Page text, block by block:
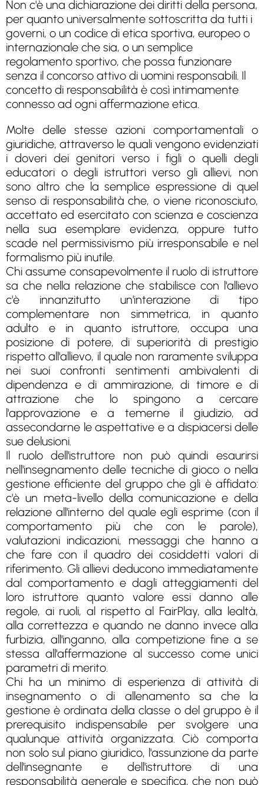
Non c'è una dichiarazione dei diritti della persona,
per quanto universalmente sottoscritta da tutti i
governi, o un codice di etica sportiva, europeo o
internazionale che sia, o un semplice
regolamento sportivo, che possa funzionare
senza il concorso attivo di uomini responsabili. Il
concetto di responsabilità è così intimamente
connesso ad ogni affermazione etica.
Molte delle stesse azioni comportamentali o
giuridiche, attraverso le quali vengono evidenziati
i doveri dei genitori verso i figli o quelli degli
educatori o degli istruttori verso gli allievi, non
sono altro che la semplice espressione di quel
senso di responsabilità che, o viene riconosciuto,
accettato ed esercitato con scienza e coscienza
nella sua esemplare evidenza, oppure tutto
scade nel permissivismo più irresponsabile e nel
formalismo più inutile.
Chi assume consapevolmente il ruolo di istruttore
sa che nella relazione che stabilisce con l'allievo
c'è innanzitutto un'interazione di tipo
complementare non simmetrica, in quanto
adulto e in quanto istruttore, occupa una
posizione di potere, di superiorità di prestigio
rispetto all'allievo, il quale non raramente sviluppa
nei suoi confronti sentimenti ambivalenti di
dipendenza e di ammirazione, di timore e di
attrazione che lo spingono a cercare
l'approvazione e a temerne il giudizio, ad
assecondarne le aspettative e a dispiacersi delle
sue delusioni.
Il ruolo dell'istruttore non può quindi esaurirsi
nell'insegnamento delle tecniche di gioco o nella
gestione efficiente del gruppo che gli è affidato:
c'è un meta-livello della comunicazione e della
relazione all'interno del quale egli esprime (con il
comportamento più che con le parole),
valutazioni indicazioni, messaggi che hanno a
che fare con il quadro dei cosiddetti valori di
riferimento. Gli allievi deducono immediatamente
dal comportamento e dagli atteggiamenti del
loro istruttore quanto valore essi danno alle
regole, ai ruoli, al rispetto al FairPlay, alla lealtà,
alla correttezza e quando ne danno invece alla
furbizia, all'inganno, alla competizione fine a se
stessa all'affermazione al successo come unici
parametri di merito.
Chi ha un minimo di esperienza di attività di
insegnamento o di allenamento sa che la
gestione è ordinata della classe o del gruppo è il
prerequisito indispensabile per svolgere una
qualunque attività organizzata. Ciò comporta
non solo sul piano giuridico, l'assunzione da parte
dell'insegnante e dell'istruttore di una
responsabilità generale e specifica, che non può